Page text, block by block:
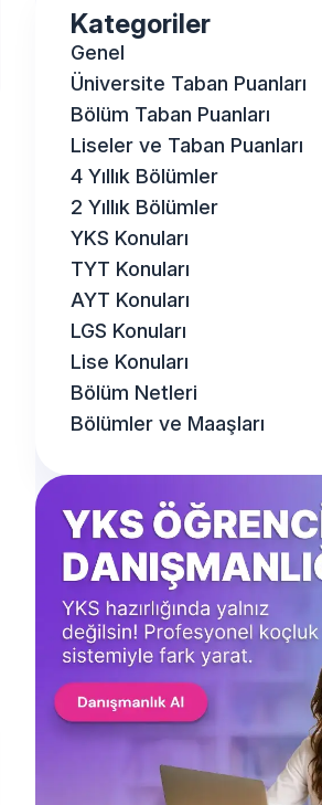
Kategoriler
Genel
Üniversite Taban Puanları
Bölüm Taban Puanları
Liseler ve Taban Puanları
4 Yıllık Bölümler
2 Yıllık Bölümler
YKS Konuları
TYT Konuları
AYT Konuları
LGS Konuları
Lise Konuları
Bölüm Netleri
Bölümler ve Maaşları